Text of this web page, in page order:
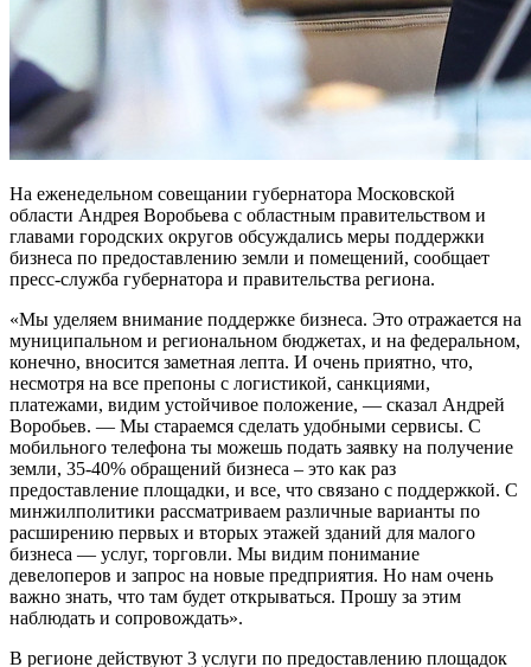
На еженедельном совещании губернатора Московской
области Андрея Воробьева с областным правительством и
главами городских округов обсуждались меры поддержки
бизнеса по предоставлению земли и помещений, сообщает
пресс-служба губернатора и правительства региона.
«Мы уделяем внимание поддержке бизнеса. Это отражается на
муниципальном и региональном бюджетах, и на федеральном,
конечно, вносится заметная лепта. И очень приятно, что,
несмотря на все препоны с логистикой, санкциями,
платежами, видим устойчивое положение, — сказал Андрей
Воробьев. — Мы стараемся сделать удобными сервисы. С
мобильного телефона ты можешь подать заявку на получение
земли, 35-40% обращений бизнеса – это как раз
предоставление площадки, и все, что связано с поддержкой. С
минжилполитики рассматриваем различные варианты по
расширению первых и вторых этажей зданий для малого
бизнеса — услуг, торговли. Мы видим понимание
девелоперов и запрос на новые предприятия. Но нам очень
важно знать, что там будет открываться. Прошу за этим
наблюдать и сопровождать».
В регионе действуют 3 услуги по предоставлению площадок